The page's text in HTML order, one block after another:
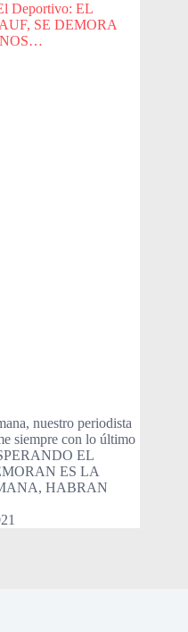
Deportivo: EL
SE DEMORA
nuestro periodista
siempre con lo último
EL
ES LA
HABRAN